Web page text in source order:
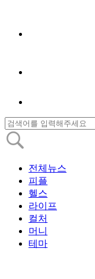
전체뉴스
피플
헬스
라이프
컬처
머니
테마